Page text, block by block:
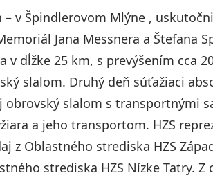
– v Špindlerovom Mlýne ,
Jana Messnera a Štefana
dĺžke 25 km, s prevýšením cca
slalom. Druhý deň súťažiaci
slalom s transportnými
a jeho transportom. HZS
z Oblastného strediska HZS
strediska HZS Nízke Tatry. Z